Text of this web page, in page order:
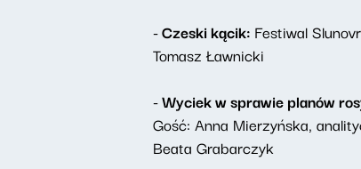
- Czeski kącik: Festiwal
Tomasz Ławnicki
- Wyciek w sprawie planów
Gość: Anna Mierzyńska,
Beata Grabarczyk